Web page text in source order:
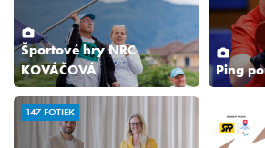
Športové hry NRC
KOVÁČOVÁ
Ping
147 FOTIEK